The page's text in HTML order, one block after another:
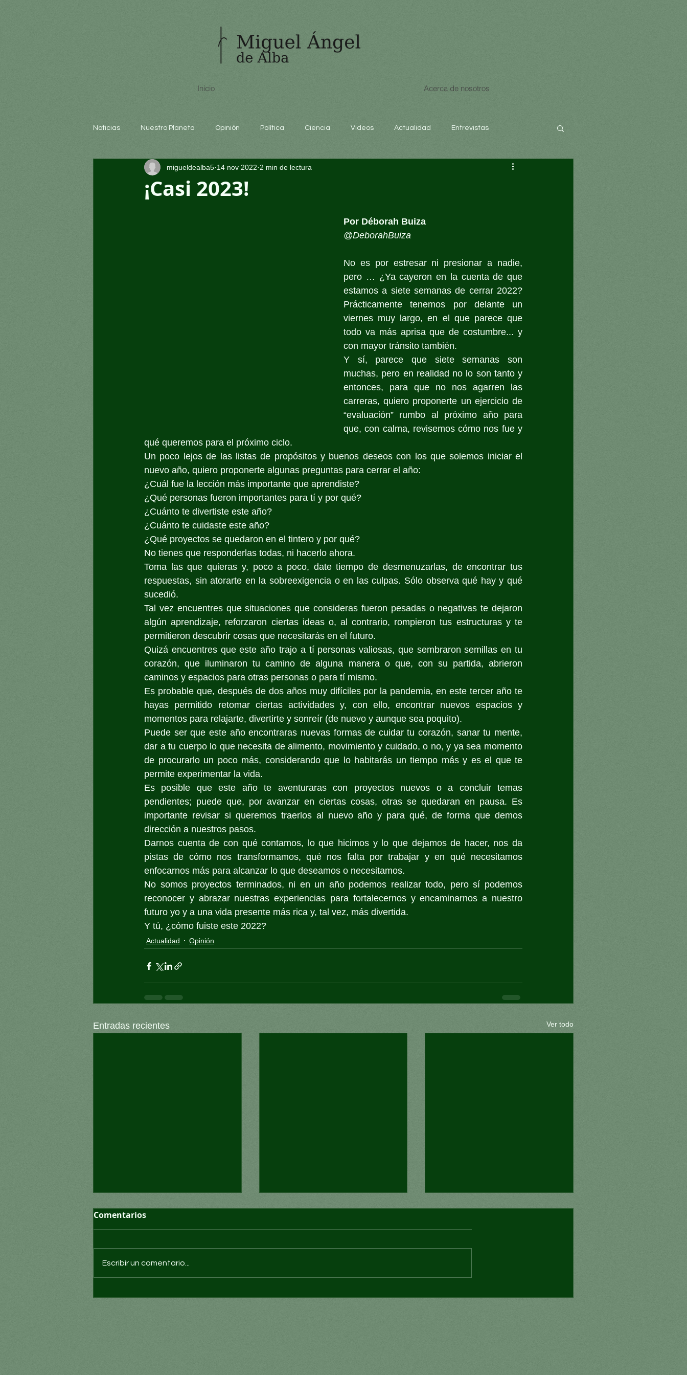
Inicio Acerca de nosotros
Noticias Nuestro Planeta Opinión Política Ciencia Videos Actualidad Entrevistas
Arte y cultura Educación educación
¡Casi 2023!
migueldealba5 14 nov 2022 2 min de lectura
Por Déborah Buiza
@DeborahBuiza
No es por estresar ni presionar a nadie,
pero … ¿Ya cayeron en la cuenta de que
estamos a siete semanas de cerrar 2022?
Prácticamente tenemos por delante un
viernes muy largo, en el que parece que
todo va más aprisa que de costumbre... y
con mayor tránsito también.
Y sí, parece que siete semanas son
muchas, pero en realidad no lo son tanto y
entonces, para que no nos agarren las
carreras, quiero proponerte un ejercicio de
“evaluación” rumbo al próximo año para
que, con calma, revisemos cómo nos fue y
qué queremos para el próximo ciclo.
Un poco lejos de las listas de propósitos y buenos deseos con los que solemos iniciar el
nuevo año, quiero proponerte algunas preguntas para cerrar el año:
¿Cuál fue la lección más importante que aprendiste?
¿Qué personas fueron importantes para tí y por qué?
¿Cuánto te divertiste este año?
¿Cuánto te cuidaste este año?
¿Qué proyectos se quedaron en el tintero y por qué?
No tienes que responderlas todas, ni hacerlo ahora.
Toma las que quieras y, poco a poco, date tiempo de desmenuzarlas, de encontrar tus
respuestas, sin atorarte en la sobreexigencia o en las culpas. Sólo observa qué hay y qué
sucedió.
Tal vez encuentres que situaciones que consideras fueron pesadas o negativas te dejaron
algún aprendizaje, reforzaron ciertas ideas o, al contrario, rompieron tus estructuras y te
permitieron descubrir cosas que necesitarás en el futuro.
Quizá encuentres que este año trajo a tí personas valiosas, que sembraron semillas en tu
corazón, que iluminaron tu camino de alguna manera o que, con su partida, abrieron
caminos y espacios para otras personas o para tí mismo.
Es probable que, después de dos años muy difíciles por la pandemia, en este tercer año te
hayas permitido retomar ciertas actividades y, con ello, encontrar nuevos espacios y
momentos para relajarte, divertirte y sonreír (de nuevo y aunque sea poquito).
Puede ser que este año encontraras nuevas formas de cuidar tu corazón, sanar tu mente,
dar a tu cuerpo lo que necesita de alimento, movimiento y cuidado, o no, y ya sea momento
de procurarlo un poco más, considerando que lo habitarás un tiempo más y es el que te
permite experimentar la vida.
Es posible que este año te aventuraras con proyectos nuevos o a concluir temas
pendientes; puede que, por avanzar en ciertas cosas, otras se quedaran en pausa. Es
importante revisar si queremos traerlos al nuevo año y para qué, de forma que demos
dirección a nuestros pasos.
Darnos cuenta de con qué contamos, lo que hicimos y lo que dejamos de hacer, nos da
pistas de cómo nos transformamos, qué nos falta por trabajar y en qué necesitamos
enfocarnos más para alcanzar lo que deseamos o necesitamos.
No somos proyectos terminados, ni en un año podemos realizar todo, pero sí podemos
reconocer y abrazar nuestras experiencias para fortalecernos y encaminarnos a nuestro
futuro yo y a una vida presente más rica y, tal vez, más divertida.
Y tú, ¿cómo fuiste este 2022?
Actualidad Opinión
Entradas recientes Ver todo
Convocatoria para cubrir
Los desastres deben verse
Comentarios
Escribir un comentario...